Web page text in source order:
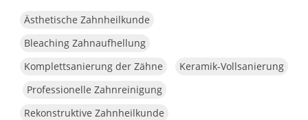
Ästhetische Zahnheilkunde
Bleaching Zahnaufhellung
Komplettsanierung der Zähne
Keramik-Vollsanierung
Professionelle Zahnreinigung
Rekonstruktive Zahnheilkunde